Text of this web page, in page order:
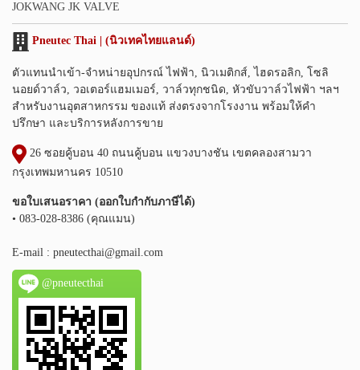
JOKWANG JK VALVE
Pneutec Thai | (นิวเทคไทยแลนด์)
ตัวแทนนำเข้า-จำหน่ายอุปกรณ์ ไฟฟ้า, นิวเมติกส์, ไฮดรอลิก, โซลิ
นอยด์วาล์ว, วอเตอร์แฮมเมอร์, วาล์วทุกชนิด, หัวขับวาล์วไฟฟ้า ฯลฯ
สำหรับงานอุตสาหกรรม ของแท้ ส่งตรงจากโรงงาน พร้อมให้คำ
ปรึกษา และบริการหลังการขาย
26 ซอยคู้บอน 40 ถนนคู้บอน แขวงบางชัน เขตคลองสามวา
กรุงเทพมหานคร 10510
ขอใบเสนอราคา (ออกใบกำกับภาษีได้)
• 083-028-8386 (คุณแมน)
E-mail : pneutecthai@gmail.com
@pneutecthai